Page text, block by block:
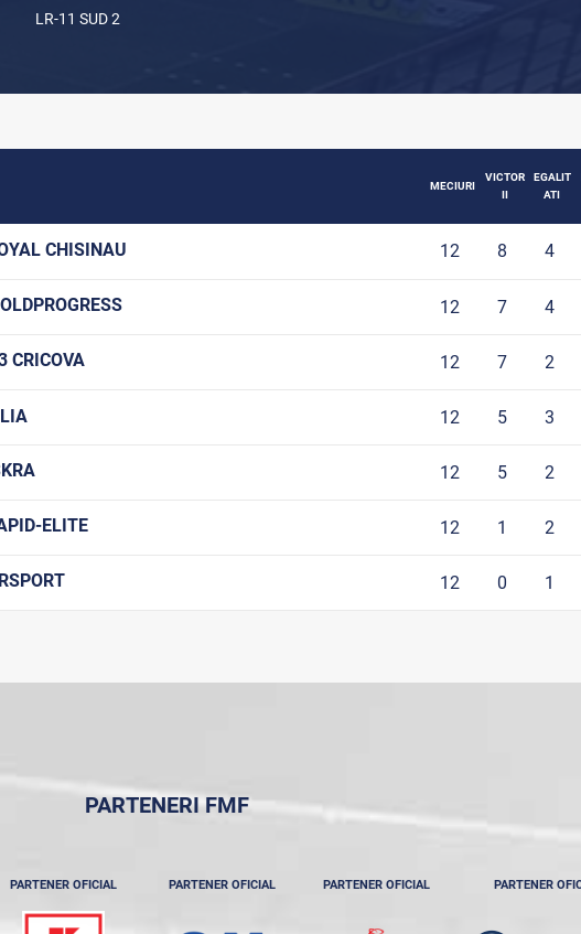
LR-11 SUD 2
MECIURI
VICTOR
II
EGALIT
ATI
CHISINAU 12 8 4
12 7 4
CRICOVA 12 7 2
12 5 3
12 5 2
ELITE 12 1 2
12 0 1
PARTENERI FMF
PARTENER OFICIAL PARTENER OFICIAL PARTENER OFICIAL PARTENER